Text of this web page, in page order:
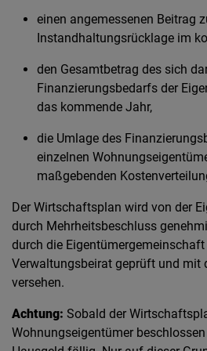
einen angemessenen Beitrag
Instandhaltungsrücklage im
den Gesamtbetrag des sich
Finanzierungsbedarfs der
das kommende Jahr,
die Umlage des
einzelnen
maßgebenden
Der Wirtschaftsplan wird von der
durch Mehrheitsbeschluss
durch die
Verwaltungsbeirat geprüft und mit
versehen.
Achtung: Sobald der
Wohnungseigentümer